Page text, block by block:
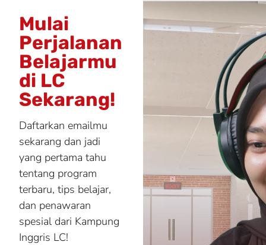
Mulai
Perjalanan
Belajarmu
di LC
Sekarang!
Daftarkan emailmu
sekarang dan jadi
yang pertama tahu
tentang program
terbaru, tips belajar,
dan penawaran
spesial dari Kampung
Inggris LC!